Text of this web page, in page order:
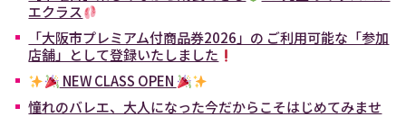
エクラス
「大阪市プレミアム付商品券2026」の ご利用可能な「参加
店舗」として登録いたしました
NEW CLASS OPEN
憧れのバレエ、大人になった今だからこそはじめてみませ